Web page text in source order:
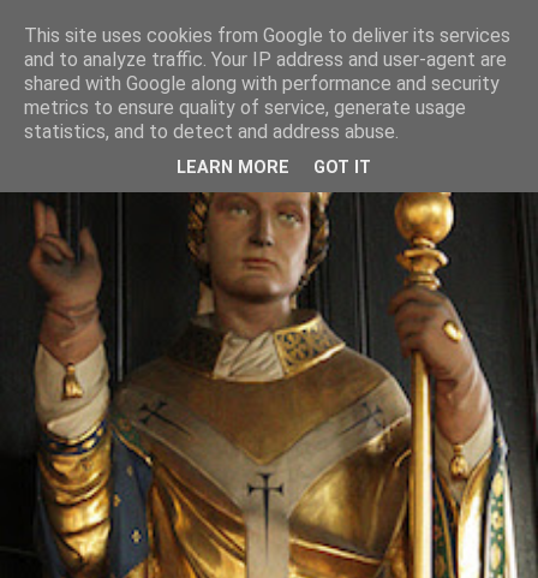
This site uses cookies from Google to deliver its services
and to analyze traffic. Your IP address and user-agent are
shared with Google along with performance and security
metrics to ensure quality of service, generate usage
statistics, and to detect and address abuse.
LEARN MORE GOT IT